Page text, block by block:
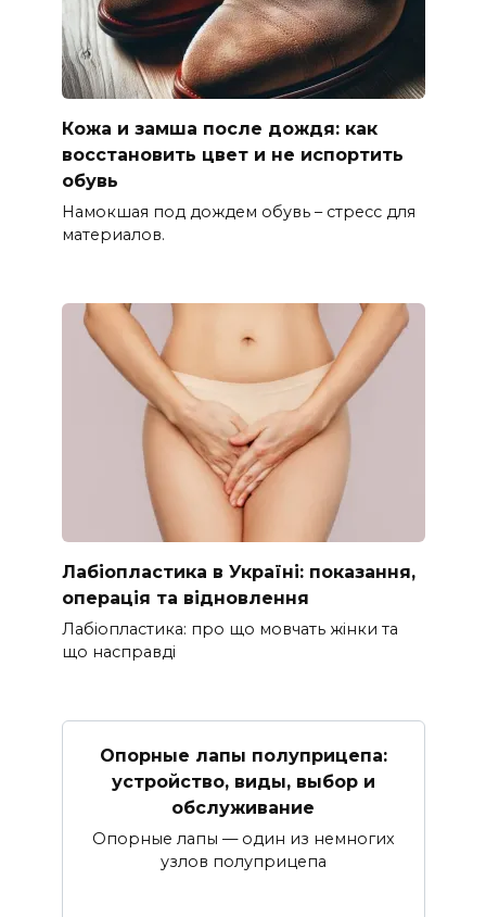
Кожа и замша после дождя: как
восстановить цвет и не испортить
обувь
Намокшая под дождем обувь – стресс для
материалов.
Лабіопластика в Україні: показання,
операція та відновлення
Лабіопластика: про що мовчать жінки та
що насправді
Опорные лапы полуприцепа:
устройство, виды, выбор и
обслуживание
Опорные лапы — один из немногих
узлов полуприцепа